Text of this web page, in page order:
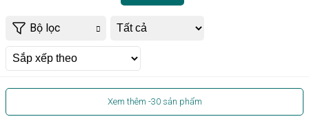
Bộ lọc
Xem thêm -30sản phẩm